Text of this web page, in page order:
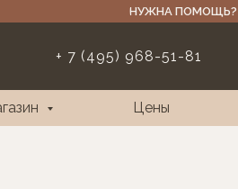
НУЖНА ПОМОЩЬ?
+ 7 (495) 968-51-81
Цены